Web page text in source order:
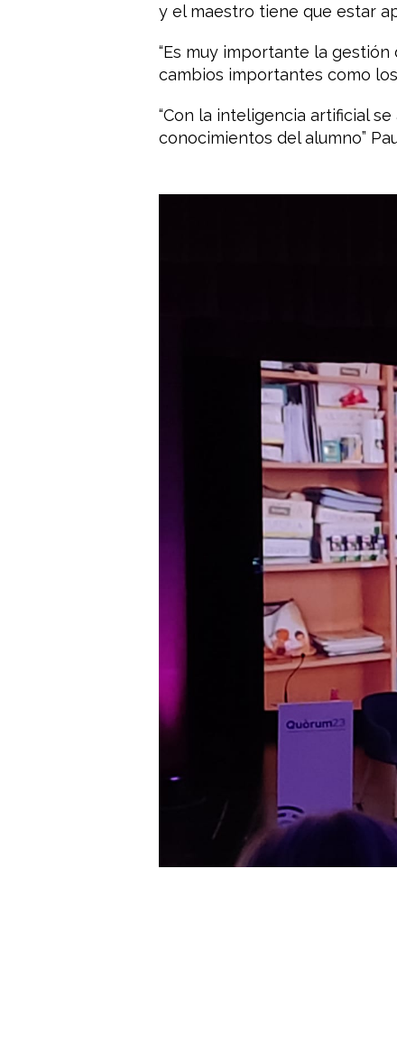
y el maestro tiene que estar
“Es muy importante la
cambios importantes como
“Con la inteligencia artificial
conocimientos del alumno”